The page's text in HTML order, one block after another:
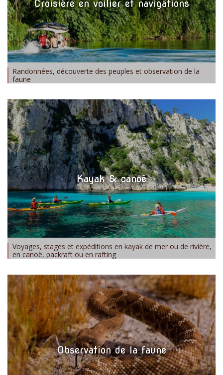
Croisière en voilier et navigations
Randonnées, découverte des peuples et observation de la
faune
Kayak & canoë
Voyages, stages et expéditions en kayak de mer ou de rivière,
en canoë, packraft ou en rafting
Observation de la faune